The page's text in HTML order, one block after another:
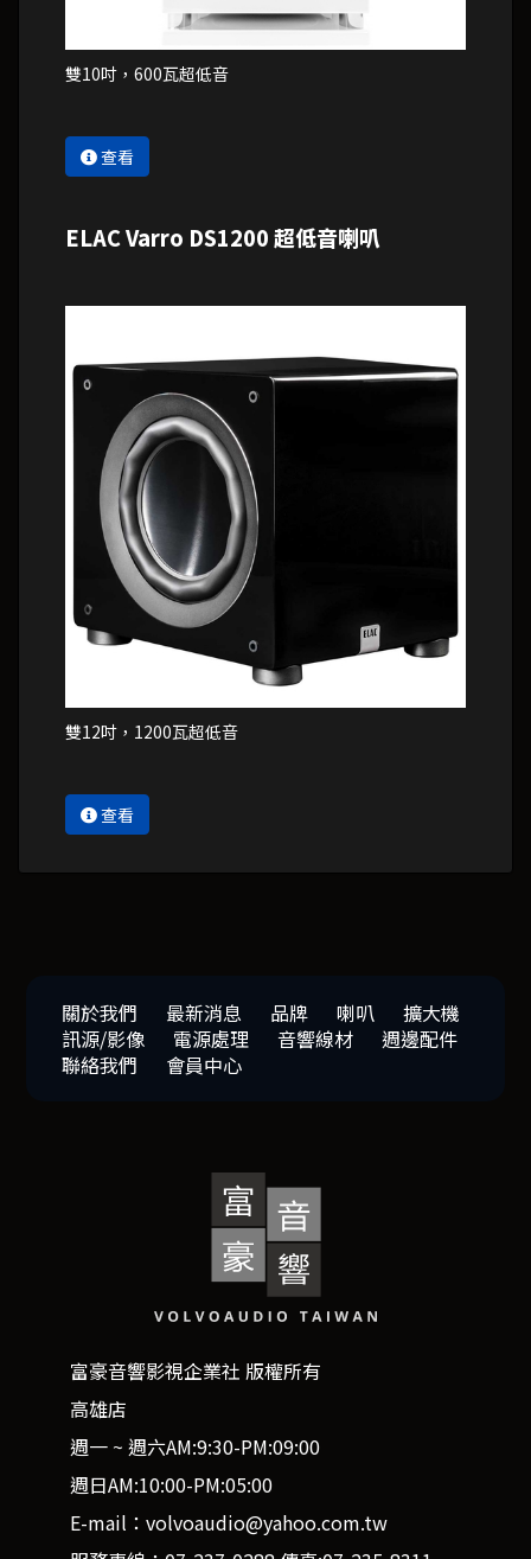
雙10吋，600瓦超低音
查看
雙12吋，1200瓦超低音
查看
ELAC Varro DS1200 超低音喇叭
關於我們 最新消息 品牌 喇叭
擴大機
訊源/影像
電源處理 音響線材
週邊配件
聯絡我們
會員中心
富豪音響影視企業社 版權所有
高雄店
週一 ~ 週六AM:9:30-PM:09:00
週日AM:10:00-PM:05:00
E-mail：volvoaudio@yahoo.com.tw